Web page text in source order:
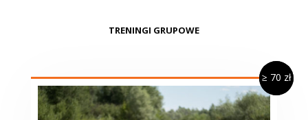
TRENINGI GRUPOWE
≥ 70 zł
≥ 70 zł